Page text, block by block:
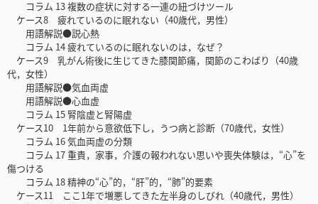
コラム 13 複数の症状に対する一連の紐づけツール
ケース8 疲れているのに眠れない（40歳代，男性）
用語解説●説心熱
コラム 14 疲れているのに眠れないのは，なぜ？
ケース9 乳がん術後に生じてきた膝関節痛，関節のこわばり（40歳
代，女性）
用語解説●気血両虚
用語解説●心血虚
コラム 15 腎陰虚と腎陽虚
ケース10 1年前から意欲低下し，うつ病と診断（70歳代，女性）
コラム 16 気血両虚の分類
コラム 17 重責，家事，介護の報われない思いや喪失体験は，“心”を
傷つける
コラム 18 精神の“心”的，“肝”的，“肺”的要素
ケース11 ここ1年で増悪してきた左半身のしびれ（40歳代，男性）